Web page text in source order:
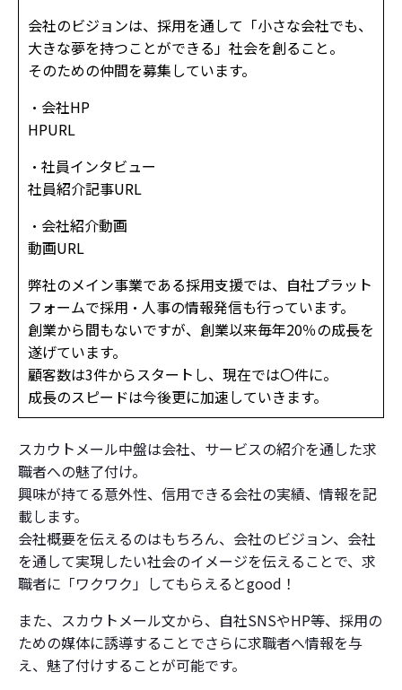
会社のビジョンは、採用を通して「小さな会社でも、
大きな夢を持つことができる」社会を創ること。
そのための仲間を募集しています。
・会社HP
HPURL
・社員インタビュー
社員紹介記事URL
・会社紹介動画
動画URL
弊社のメイン事業である採用支援では、自社プラット
フォームで採用・人事の情報発信も行っています。
創業から間もないですが、創業以来毎年20％の成長を
遂げています。
顧客数は3件からスタートし、現在では〇件に。
成長のスピードは今後更に加速していきます。
スカウトメール中盤は会社、サービスの紹介を通した求
職者への魅了付け。
興味が持てる意外性、信用できる会社の実績、情報を記
載します。
会社概要を伝えるのはもちろん、会社のビジョン、会社
を通して実現したい社会のイメージを伝えることで、求
職者に「ワクワク」してもらえるとgood！
また、スカウトメール文から、自社SNSやHP等、採用の
ための媒体に誘導することでさらに求職者へ情報を与
え、魅了付けすることが可能です。